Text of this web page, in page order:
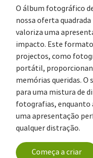
O álbum fotográfico
nossa oferta
valoriza uma
impacto. Este
projectos, como
portátil,
memórias queridas.
para uma mistura de
fotografias, enquanto
uma apresentação
qualquer distração.
Começa a criar